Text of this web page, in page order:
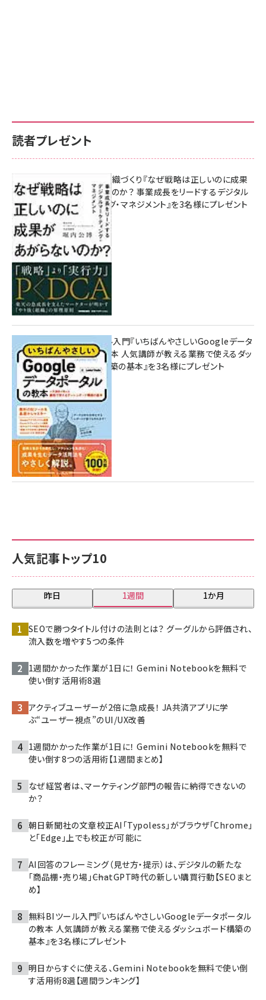
人気記事トップ10
昨日 1週間 1か月
SEOで勝つタイトル付けの法則とは？ グーグルから評価され、
流入数を増やす5つの条件
1週間かかった作業が1日に！ Gemini Notebookを無料で
使い倒す活用術8選
アクティブユーザーが2倍に急成長！ JA共済アプリに学
ぶ“ユーザー視点”のUI/UX改善
1週間かかった作業が1日に！ Gemini Notebookを無料で
使い倒す8つの活用術【1週間まとめ】
なぜ経営者は、マーケティング部門の報告に納得できないの
か？
朝日新聞社の文章校正AI「Typoless」がブラウザ「Chrome」
と「Edge」上でも校正が可能に
AI回答のフレーミング（見せ方・提示）は、デジタルの新たな
「商品棚・売り場」――ChatGPT時代の新しい購買行動【SEOまと
め】
無料BIツール入門『いちばんやさしいGoogleデータポータル
の教本 人気講師が教える業務で使えるダッシュボード構築の
基本』を3名様にプレゼント
明日からすぐに使える、Gemini Notebookを無料で使い倒
す活用術8選【週間ランキング】
読者プレゼント
成果を生む組織づくり『なぜ戦略は正しいのに成果
があがらないのか？ 事業成長をリードするデジタル
マーケティング・マネジメント』を3名様にプレゼント
8月7日 10:00
無料BIツール入門『いちばんやさしいGoogleデータ
ポータルの教本 人気講師が教える業務で使えるダッ
シュボード構築の基本』を3名様にプレゼント
7月31日 10:00